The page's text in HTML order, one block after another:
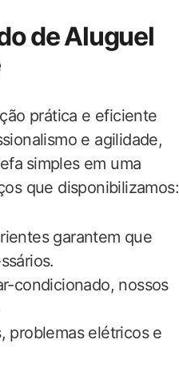
de Aluguel‌
prática e eficiente
e ​agilidade,
simples em uma
​que disponibilizamos:
garantem ‍que
condicionado, nossos
problemas elétricos e